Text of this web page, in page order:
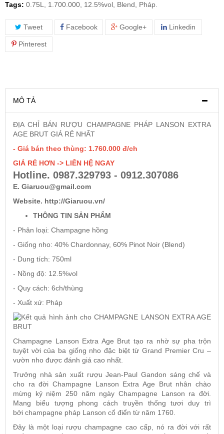
RƯỢU VANG ĐÀ LẠT
TRỐNG RƯỢU
Vang Newzeland giá rẻ nhất
Rượu Vang Argentina
VANG CANADA ICEWINE
RƯỢU VANG NAM PHI
Rượu Vang BỒ ĐÀO NHA
RƯỢU VANG ROMANIA GIÁ CỰC RẺ
Tags: 0.75L, 1.700.000, 12.5%vol, Blend, Pháp.
Tweet Facebook Google+ Linkedin
Pinterest
MÔ TẢ
ĐỊA CHỈ BÁN RƯỢU CHAMPAGNE PHÁP LANSON EXTRA
AGE BRUT GIÁ RẺ NHẤT
- Giá bán theo thùng: 1.760.000 đ/ch
GIÁ RẺ HƠN -> LIÊN HỆ NGAY
Hotline. 0987.329793 - 0912.307086
E. Giaruou@gmail.com
Website. http://Giaruou.vn/
THÔNG TIN SẢN PHẨM
- Phân loại: Champagne hồng
- Giống nho: 40% Chardonnay, 60% Pinot Noir (Blend)
- Dung tích: 750ml
- Nồng độ: 12.5%vol
- Quy cách: 6ch/thùng
- Xuất xứ: Pháp
Champagne Lanson Extra Age Brut tạo ra nhờ sự pha trộn
tuyệt vời của ba giống nho đặc biệt từ Grand Premier Cru –
vườn nho được đánh giá cao nhất.
Trưởng nhà sản xuất rượu Jean-Paul Gandon sáng chế và
cho ra đời Champagne Lanson Extra Age Brut nhân chào
mừng kỷ niệm 250 năm ngày Champagne Lanson ra đời.
Mang biểu tượng phong cách truyền thống tươi duy trì
bởi champagne pháp Lanson cổ điển từ năm 1760.
Đây là một loại rượu champagne cao cấp, nó ra đời với rất